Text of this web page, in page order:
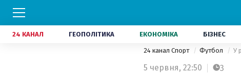
24 КАНАЛ ГЕОПОЛІТИКА ЕКОНОМІКА БІЗНЕС
24 канал Спорт Футбол У
5 червня, 22:50 3